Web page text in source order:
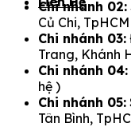
Chi nhánh 02:
Củ Chi, TpHCM
Chi nhánh 03:
Trang, Khánh
Chi nhánh 04:
hệ )
Chi nhánh 05:
Tân Bình,